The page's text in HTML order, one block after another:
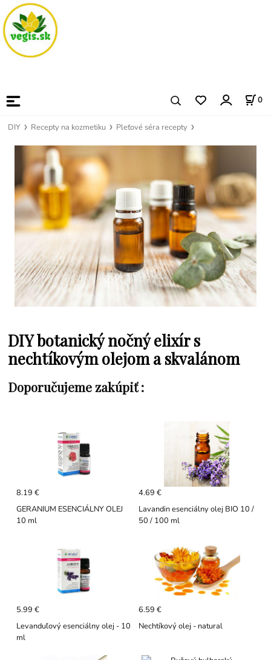
0
DIY Recepty na kozmetiku Pleťové séra recepty
DIY botanický nočný elixír s
nechtíkovým olejom a skvalánom
Doporučujeme zakúpiť :
8.19 €
GERANIUM ESENCIÁLNY OLEJ
10 ml
4.69 €
Lavandin esenciálny olej BIO 10 /
50 / 100 ml
5.99 €
Levanduľový esenciálny olej - 10
ml
6.59 €
Nechtíkový olej - natural